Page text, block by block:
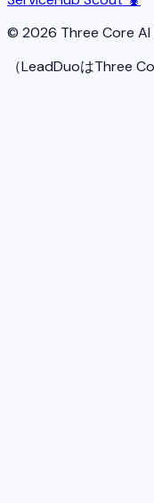
© 2026 Three Core AI
（LeadDuoはThree